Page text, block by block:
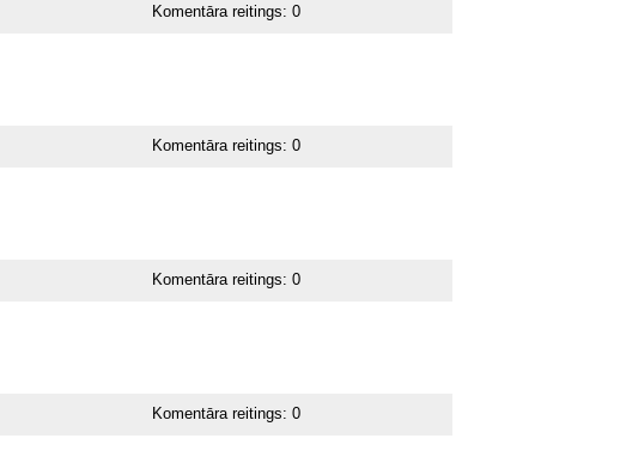
Komentāra reitings:0
Komentāra reitings:0
Komentāra reitings:0
Komentāra reitings:0